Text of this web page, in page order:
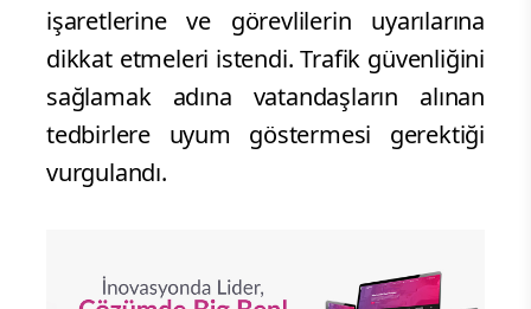
işaretlerine ve görevlilerin uyarılarına
dikkat etmeleri istendi. Trafik güvenliğini
sağlamak adına vatandaşların alınan
tedbirlere uyum göstermesi gerektiği
vurgulandı.